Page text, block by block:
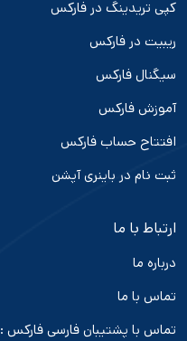
کپی تریدینگ در فارکس
ریبیت در فارکس
سیگنال فارکس
آموزش فارکس
افتتاح حساب فارکس
ثبت نام در باینری آپشن
ارتباط با ما
درباره ما
تماس با ما
تماس با پشتیبان فارسی فارکس :